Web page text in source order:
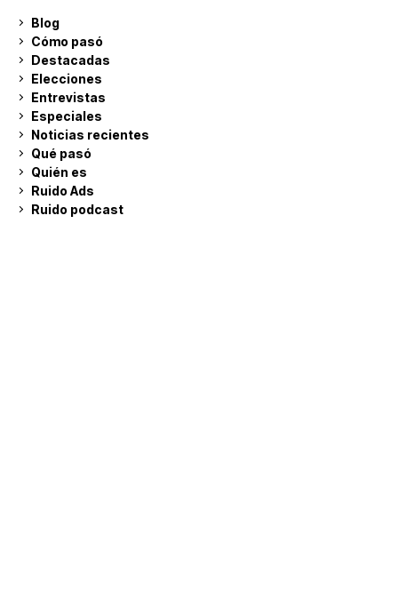
Blog
Cómo pasó
Destacadas
Elecciones
Entrevistas
Especiales
Noticias recientes
Qué pasó
Quién es
Ruido Ads
Ruido podcast